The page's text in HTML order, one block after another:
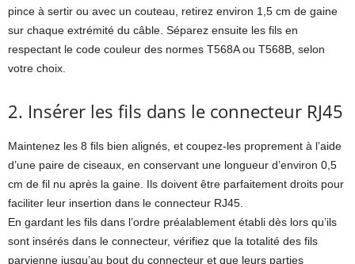
pince à sertir ou avec un couteau, retirez environ 1,5 cm de gaine
sur chaque extrémité du câble. Séparez ensuite les fils en
respectant le code couleur des normes T568A ou T568B, selon
votre choix.
2. Insérer les fils dans le connecteur RJ45
Maintenez les 8 fils bien alignés, et coupez-les proprement à l’aide
d’une paire de ciseaux, en conservant une longueur d’environ 0,5
cm de fil nu après la gaine. Ils doivent être parfaitement droits pour
faciliter leur insertion dans le connecteur RJ45.
En gardant les fils dans l’ordre préalablement établi dès lors qu’ils
sont insérés dans le connecteur, vérifiez que la totalité des fils
parvienne jusqu’au bout du connecteur et que leurs parties